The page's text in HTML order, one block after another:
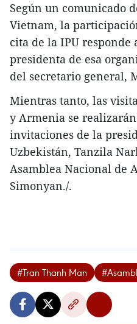
Según un comunicado
Vietnam, la
cita de la IPU
presidenta de esa
del secretario general,
Mientras tanto, las
y Armenia se
invitaciones de la
Uzbekistán, Tanzila
Asamblea Nacional de
Simonyan./.
#Tran Thanh Man